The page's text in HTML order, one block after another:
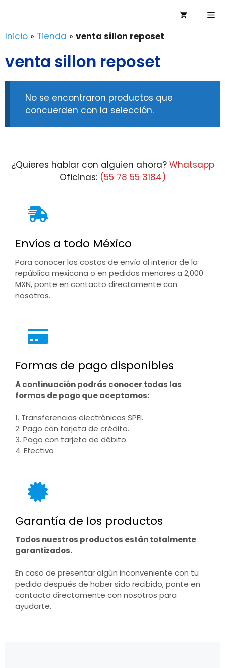
contenido
Inicio » Tienda » venta sillon reposet
venta sillon reposet
No se encontraron productos que
concuerden con la selección.
¿Quieres hablar con alguien ahora? Whatsapp
Oficinas: (55 78 55 3184)
Envíos a todo México
Para conocer los costos de envío al interior de la
república mexicana o en pedidos menores a 2,000
MXN, ponte en contacto directamente con
nosotros.
Formas de pago disponibles
A continuación podrás conocer todas las
formas de pago que aceptamos:
1. Transferencias electrónicas SPEI.
2. Pago con tarjeta de crédito.
3. Pago con tarjeta de débito.
4. Efectivo
Garantía de los productos
Todos nuestros productos están totalmente
garantizados.
En caso de presentar algún inconveniente con tu
pedido después de haber sido recibido, ponte en
contacto directamente con nosotros para
ayudarte.